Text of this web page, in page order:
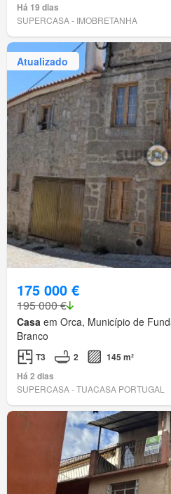
Há 19 dias
SUPERCASA - IMOBRETANHA
Atualizado
175 000 €
195 000 €
Casa em Orca, Município de
Branco
T3 2
145 m²
Há 2 dias
SUPERCASA - TUACASA PORTUGAL